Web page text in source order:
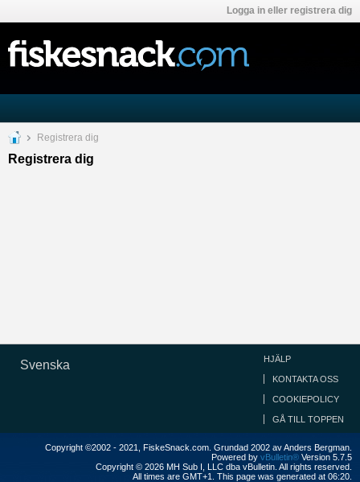
Logga in eller registrera dig
Registrera dig
Registrera dig
Svenska HJÄLP
KONTAKTA OSS
COOKIEPOLICY
GÅ TILL TOPPEN
Copyright ©2002 - 2021, FiskeSnack.com. Grundad 2002 av Anders Bergman.
Powered by vBulletin® Version 5.7.5
Copyright © 2026 MH Sub I, LLC dba vBulletin. All rights reserved.
All times are GMT+1. This page was generated at 06:20.